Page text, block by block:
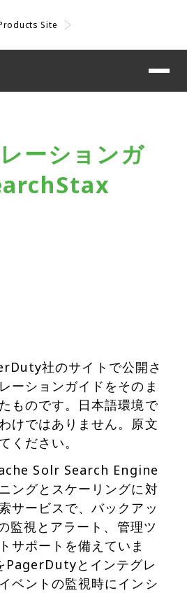
Site
ーションガ
社のサイトで公開さ
ーションガイドをそのま
ものです。日本語環境で
けではありません。原文
ください。
Solr Search Engine
ングとスケーリングに対
サービスで、バックアッ
監視とアラート、管理ツ
サポートを備えていま
とインテグレ
ベントの監視時にインシ